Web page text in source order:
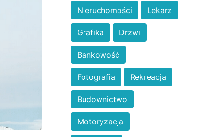
Nieruchomości Lekarz
Grafika Drzwi
Bankowość
Fotografia Rekreacja
Budownictwo
Motoryzacja